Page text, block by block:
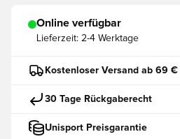
Online verfügbar
Lieferzeit: 2-4 Werktage
Kostenloser Versand ab 69 €
30 Tage Rückgaberecht
Unisport Preisgarantie